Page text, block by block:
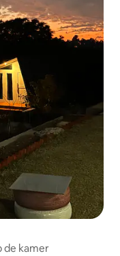
de kamer